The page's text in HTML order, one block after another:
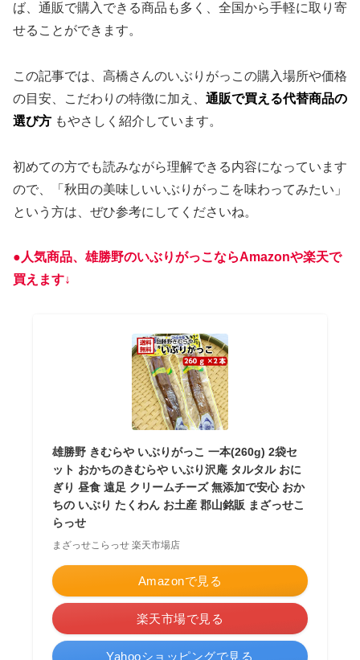
ば、通販で購入できる商品も多く、全国から手軽に取り寄
せることができます。
この記事では、高橋さんのいぶりがっこの購入場所や価格
の目安、こだわりの特徴に加え、 通販で買える代替商品の
選び方 もやさしく紹介しています。
初めての方でも読みながら理解できる内容になっています
ので、「秋田の美味しいいぶりがっこを味わってみたい」
という方は、ぜひ参考にしてくださいね。
●人気商品、 雄勝野のいぶりがっこならAmazonや楽天で
買えます↓
雄勝野 きむらや いぶりがっこ 一本(260g) 2袋セ
ット おかちのきむらや いぶり沢庵 タルタル おに
ぎり 昼食 遠足 クリームチーズ 無添加で安心 おか
ちの いぶり たくわん お土産 郡山銘販 まざっせこ
らっせ
まざっせこらっせ 楽天市場店
Amazonで見る
楽天市場で見る
Yahooショッピングで見る